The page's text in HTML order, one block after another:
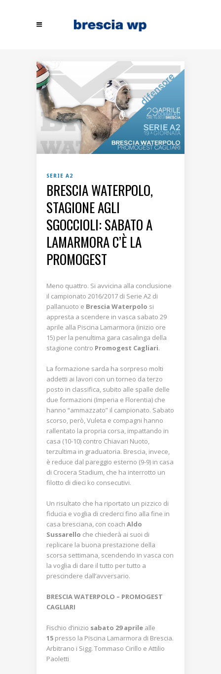
SERIE A2
BRESCIA WATERPOLO,
STAGIONE AGLI
SGOCCIOLI: SABATO A
LAMARMORA C’È LA
PROMOGEST
Meno quattro. Si avvicina alla conclusione
il campionato 2016/2017 di Serie A2 di
pallanuoto e Brescia Waterpolo si
appresta a scendere in vasca sabato 29
aprile alla Piscina Lamarmora (inizio ore
15) per la penultima gara casalinga della
stagione contro Promogest Cagliari.
La formazione sarda ha sorpreso molti
addetti ai lavori con un torneo da terzo
posto in classifica, subito alle spalle delle
due formazioni (Imperia e Florentia) che
hanno “ammazzato” il campionato. Sabato
scorso, però, Vuleta e compagni hanno
rallentato la propria corsa, impattando in
casa (10-10) contro Chiavari Nuoto,
terzultima in graduatoria. Brescia, invece,
è reduce dal pareggio esterno (9-9) in casa
di Crocera Stadium, che ha interrotto un
filotto di dieci ko consecutivi.
Un risultato che ha riportato un pizzico di
fiducia e voglia di crederci fino alla fine in
casa bresciana, con coach Aldo
Sussarello che chiederà ai suoi di
replicare la buona prestazione della
scorsa settimana, scendendo in vasca con
la voglia di dare il tutto per tutto a
prescindere dall’avversario.
BRESCIA WATERPOLO – PROMOGEST
CAGLIARI
Fischio d’inizio sabato 29 aprile alle
15 presso la Piscina Lamarmora di Brescia.
Arbitrano i Sigg. Tommaso Cirillo e Attilio
Paoletti